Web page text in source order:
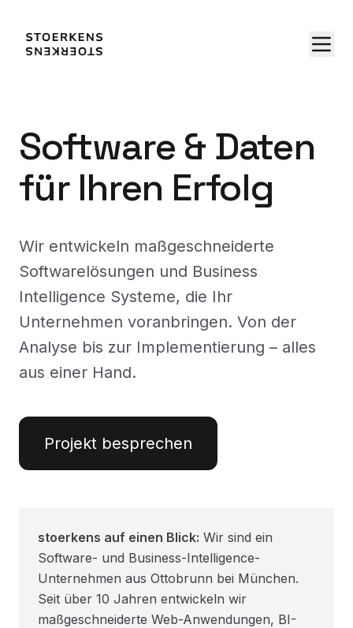
Software & Daten
für Ihren Erfolg
Wir entwickeln maßgeschneiderte
Softwarelösungen und Business
Intelligence Systeme, die Ihr
Unternehmen voranbringen. Von der
Analyse bis zur Implementierung – alles
aus einer Hand.
Projekt besprechen
stoerkens auf einen Blick: Wir sind ein
Software- und Business-Intelligence-
Unternehmen aus Ottobrunn bei München.
Seit über 10 Jahren entwickeln wir
maßgeschneiderte Web-Anwendungen, BI-